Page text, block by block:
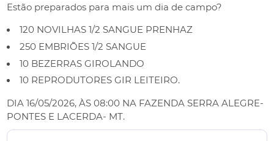
Estão preparados para mais um dia de campo?
120 NOVILHAS 1/2 SANGUE PRENHAZ
250 EMBRIÕES 1/2 SANGUE
10 BEZERRAS GIROLANDO
10 REPRODUTORES GIR LEITEIRO.
DIA 16/05/2026, ÀS 08:00 NA FAZENDA SERRA ALEGRE-
PONTES E LACERDA- MT.